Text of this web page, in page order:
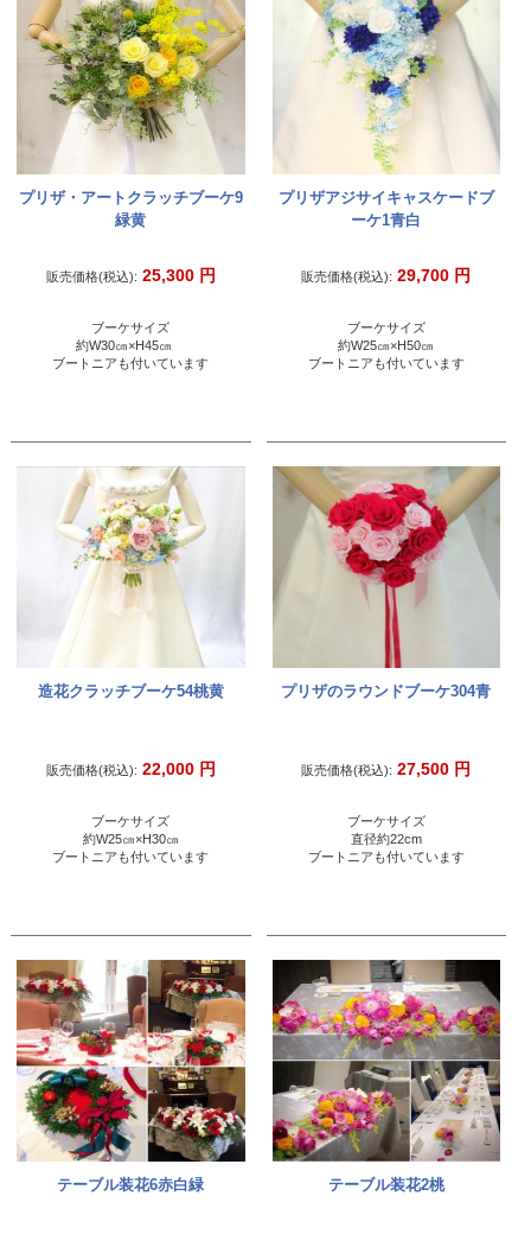
プリザ・アートクラッチブーケ9
緑黄
販売価格(税込): 25,300 円
ブーケサイズ
約W30㎝×H45㎝
ブートニアも付いています
プリザアジサイキャスケードブ
ーケ1青白
販売価格(税込): 29,700 円
ブーケサイズ
約W25㎝×H50㎝
ブートニアも付いています
造花クラッチブーケ54桃黄
販売価格(税込): 22,000 円
ブーケサイズ
約W25㎝×H30㎝
ブートニアも付いています
プリザのラウンドブーケ304青
販売価格(税込): 27,500 円
ブーケサイズ
直径約22cm
ブートニアも付いています
テーブル装花6赤白緑 テーブル装花2桃